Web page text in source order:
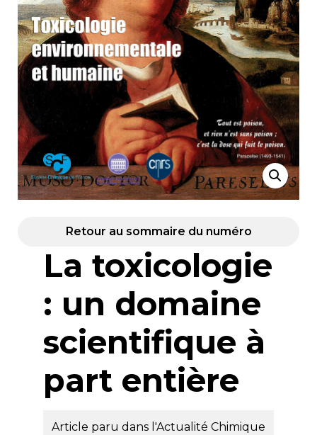
Retour au sommaire du numéro
La toxicologie
: un domaine
scientifique à
part entière
Article paru dans l'Actualité Chimique